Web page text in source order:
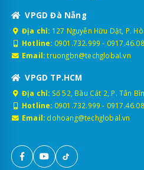
VPGD Đà Nẵng
Địa chỉ: 127 Nguyễn Hữu Dật, P.
Hotline: 0901.732.999 -
Email: truongbn@techglobal.vn
VPGD TP.HCM
Địa chỉ: Số 52, Bàu Cát 2, P. Tân
Hotline: 0901.732.999 -
Email: dohoang@techglobal.vn